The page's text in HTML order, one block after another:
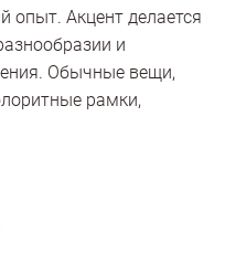
опыт. Акцент делается
и
Обычные вещи,
рамки,